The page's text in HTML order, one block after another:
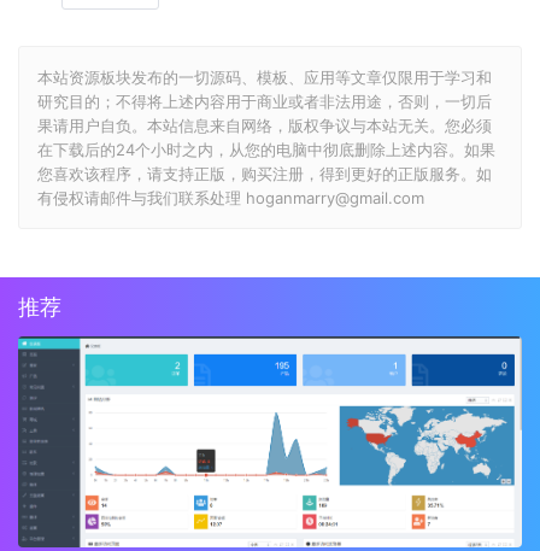
本站资源板块发布的一切源码、模板、应用等文章仅限用于学习和
研究目的；不得将上述内容用于商业或者非法用途，否则，一切后
果请用户自负。本站信息来自网络，版权争议与本站无关。您必须
在下载后的24个小时之内，从您的电脑中彻底删除上述内容。如果
您喜欢该程序，请支持正版，购买注册，得到更好的正版服务。如
有侵权请邮件与我们联系处理 hoganmarry@gmail.com
推荐